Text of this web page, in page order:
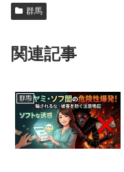
群馬
関連記事
群馬